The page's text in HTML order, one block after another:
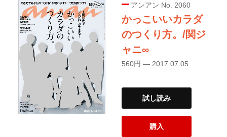
アンアン No. 2060
かっこいいカラダ
のつくり方。/関ジ
ャニ∞
560円 — 2017.07.05
試し読み
購入